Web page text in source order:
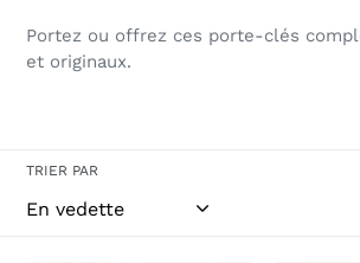
l
e
i
Portez ou offrez ces porte-clés
et originaux.
TRIER PAR